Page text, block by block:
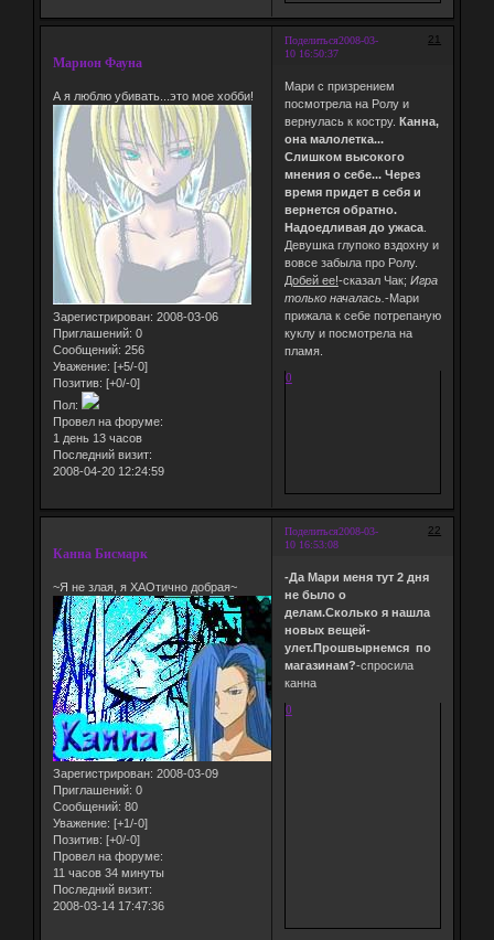
Поделиться 21
2008-03-
10 16:50:37
Марион Фауна
А я люблю убивать...это мое хобби!
Зарегистрирован: 2008-03-06
Приглашений: 0
Сообщений: 256
Уважение: [+5/-0]
Позитив: [+0/-0]
Пол:
Провел на форуме:
1 день 13 часов
Последний визит:
2008-04-20 12:24:59
Мари с призрением
посмотрела на Ролу и
вернулась к костру. Канна,
она малолетка...
Слишком высокого
мнения о себе... Через
время придет в себя и
вернется обратно.
Надоедливая до ужаса.
Девушка глупоко вздохну и
вовсе забыла про Ролу.
Добей ее!-сказал Чак; Игра
только началась. -Мари
прижала к себе потрепаную
куклу и посмотрела на
пламя.
0
Поделиться 22
2008-03-
10 16:53:08
Канна Бисмарк
~Я не злая, я ХАОтично добрая~
Зарегистрирован: 2008-03-09
Приглашений: 0
Сообщений: 80
Уважение: [+1/-0]
Позитив: [+0/-0]
Провел на форуме:
11 часов 34 минуты
Последний визит:
2008-03-14 17:47:36
-Да Мари меня тут 2 дня
не было о
делам.Сколько я нашла
новых вещей-
улет.Прошвырнемся по
магазинам?-спросила
канна
0